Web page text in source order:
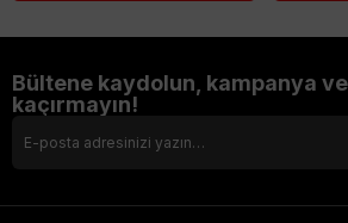
Bültene kaydolun, kampanya
kaçırmayın!